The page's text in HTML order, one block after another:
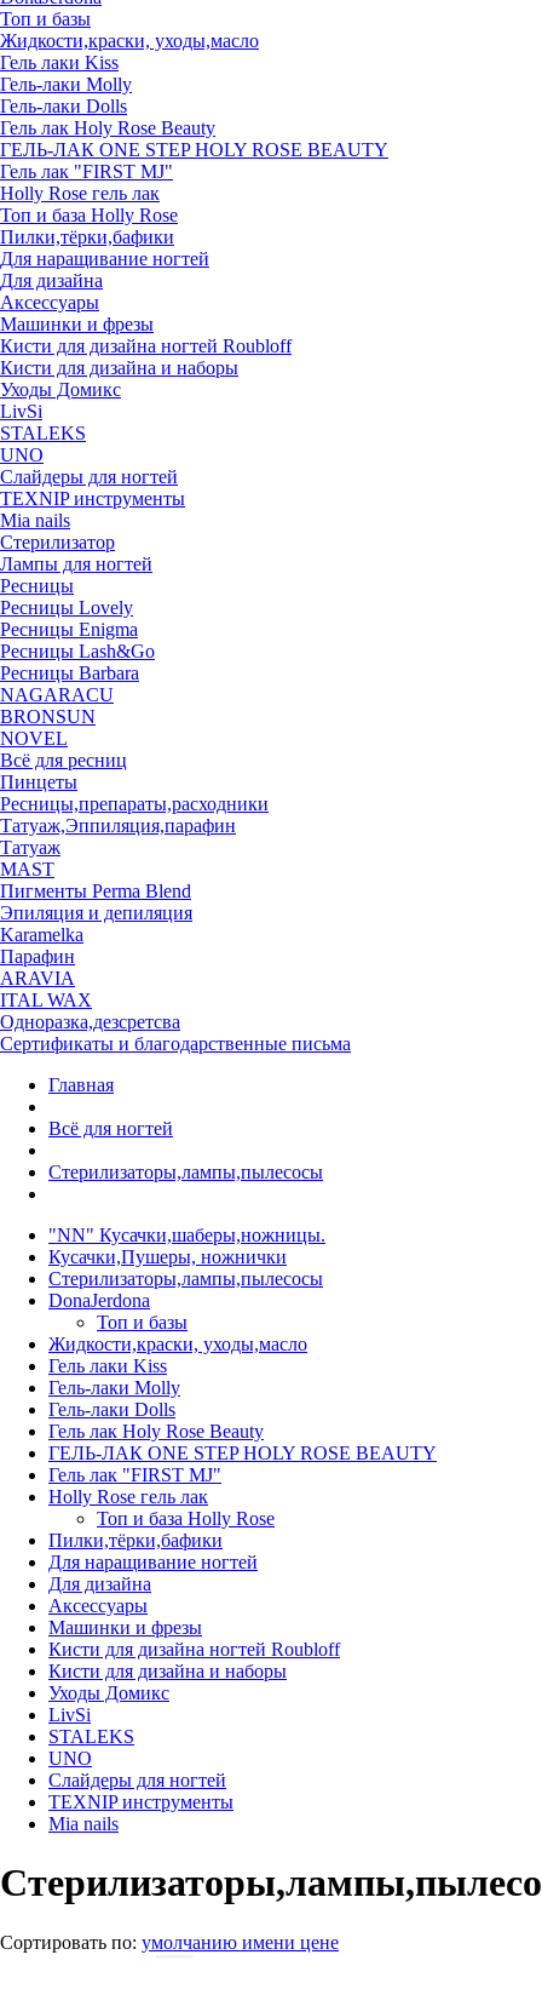
Топ и базы
Жидкости,краски, уходы,масло
Гель лаки Kiss
Гель-лаки Molly
Гель-лаки Dolls
Гель лак Holy Rose Beauty
ГЕЛЬ-ЛАК ONE STEP HOLY ROSE BEAUTY
Гель лак "FIRST MJ"
Нolly Rose гель лак
Топ и база Нolly Rose
Пилки,тёрки,бафики
Для наращивание ногтей
Для дизайна
Аксессуары
Машинки и фрезы
Кисти для дизайна ногтей Roubloff
Кисти для дизайна и наборы
Уходы Домикс
LivSi
STALEKS
UNO
Слайдеры для ногтей
TEXNIP инструменты
Mia nails
Стерилизатор
Лампы для ногтей
Ресницы
Ресницы Lovely
Ресницы Enigma
Ресницы Lash&Go
Ресницы Barbara
NAGARACU
BRONSUN
NOVEL
Всё для ресниц
Пинцеты
Ресницы,препараты,расходники
Татуаж,Эппиляция,парафин
Татуаж
MAST
Пигменты Perma Blend
Эпиляция и депиляция
Karamelka
Парафин
ARAVIA
ITAL WAX
Одноразка,дезсретсва
Сертификаты и благодарственные письма
Главная
Всё для ногтей
Стерилизаторы,лампы,пылесосы
"NN" Кусачки,шаберы,ножницы.
Кусачки,Пушеры, ножнички
Стерилизаторы,лампы,пылесосы
DonaJerdona
Топ и базы
Жидкости,краски, уходы,масло
Гель лаки Kiss
Гель-лаки Molly
Гель-лаки Dolls
Гель лак Holy Rose Beauty
ГЕЛЬ-ЛАК ONE STEP HOLY ROSE BEAUTY
Гель лак "FIRST MJ"
Нolly Rose гель лак
Топ и база Нolly Rose
Пилки,тёрки,бафики
Для наращивание ногтей
Для дизайна
Аксессуары
Машинки и фрезы
Кисти для дизайна ногтей Roubloff
Кисти для дизайна и наборы
Уходы Домикс
LivSi
STALEKS
UNO
Слайдеры для ногтей
TEXNIP инструменты
Mia nails
Сортировать по: умолчанию имени цене